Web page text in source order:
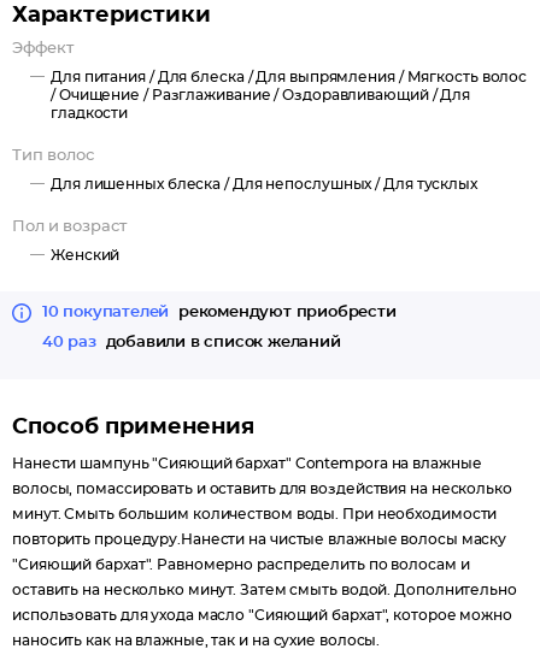
Характеристики
Эффект
Для питания / Для блеска /Для выпрямления / Мягкость волос
/Очищение / Разглаживание /Оздоравливающий /Для
гладкости
Тип волос
Для лишенных блеска / Для непослушных / Для тусклых
Пол и возраст
Женский
10 покупателей
рекомендуют приобрести
40 раз
добавили в список желаний
Способ применения
Нанести шампунь "Сияющий бархат" Contempora на влажные
волосы, помассировать и оставить для воздействия на несколько
минут. Смыть большим количеством воды. При необходимости
повторить процедуру.Нанести на чистые влажные волосы маску
"Сияющий бархат". Равномерно распределить по волосам и
оставить на несколько минут. Затем смыть водой. Дополнительно
использовать для ухода масло "Сияющий бархат", которое можно
наносить как на влажные, так и на сухие волосы.